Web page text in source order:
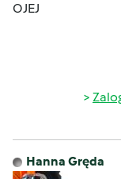
OJEJ
Hanna Gręda